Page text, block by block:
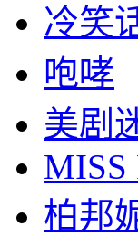
冷笑
咆哮
美剧
MISS
柏邦